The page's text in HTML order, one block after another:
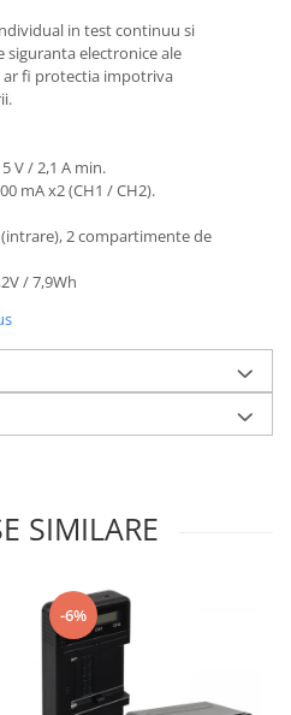
in test continuu si
electronice ale
ar fi protectia impotriva
V / 2,1 A min.
mA x2 (CH1 / CH2).
(intrare), 2 compartimente de
/ 7,9Wh
SIMILARE
-6%